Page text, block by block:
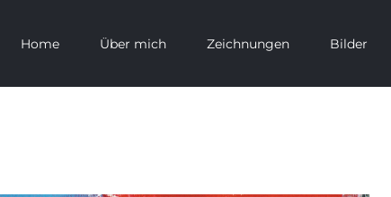
Home Über mich Zeichnungen Bilder